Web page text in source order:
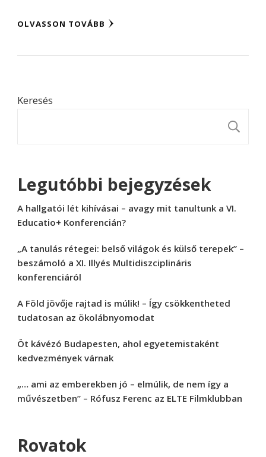
OLVASSON TOVÁBB
Keresés
Legutóbbi bejegyzések
A hallgatói lét kihívásai – avagy mit tanultunk a VI.
Educatio+ Konferencián?
„A tanulás rétegei: belső világok és külső terepek” –
beszámoló a XI. Illyés Multidiszciplináris
konferenciáról
A Föld jövője rajtad is múlik! – Így csökkentheted
tudatosan az ökolábnyomodat
Öt kávézó Budapesten, ahol egyetemistaként
kedvezmények várnak
„… ami az emberekben jó – elmúlik, de nem így a
művészetben” – Rófusz Ferenc az ELTE Filmklubban
Rovatok